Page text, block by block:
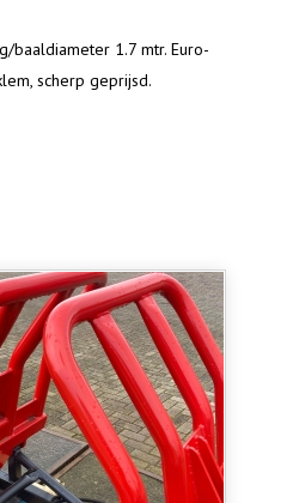
baaldiameter 1.7 mtr. Euro-
scherp geprijsd.